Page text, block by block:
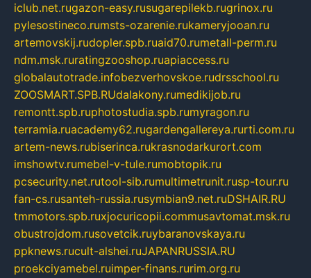
iclub.net.rugazon-easy.rusugarepilekb.rugrinox.ru
pylesostineco.rumsts-ozarenie.rukameryjooan.ru
artemovskij.rudopler.spb.ruaid70.rumetall-perm.ru
ndm.msk.ruratingzooshop.ruapiaccess.ru
globalautotrade.infobezverhovskoe.rudrsschool.ru
ZOOSMART.SPB.RUdalakony.rumedikijob.ru
remontt.spb.ruphotostudia.spb.rumyragon.ru
terramia.ruacademy62.rugardengallereya.rurti.com.ru
artem-news.rubiserinca.rukrasnodarkurort.com
imshowtv.rumebel-v-tule.rumobtopik.ru
pcsecurity.net.rutool-sib.rumultimetrunit.rusp-tour.ru
fan-cs.rusanteh-russia.rusymbian9.net.ruDSHAIR.RU
tmmotors.spb.ruxjocuricopii.commusavtomat.msk.ru
obustrojdom.rusovetcik.ruybaranovskaya.ru
ppknews.rucult-alshei.ruJAPANRUSSIA.RU
proekciyamebel.ruimper-finans.rurim.org.ru